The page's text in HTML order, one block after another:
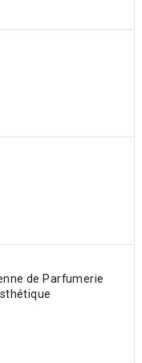
de Parfumerie